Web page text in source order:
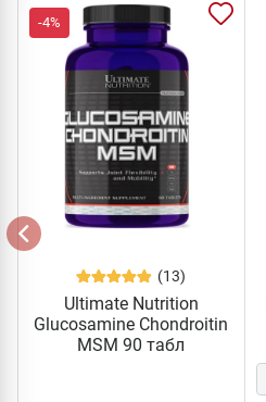
-4%
(13)
Ultimate Nutrition
Glucosamine Chondroitin
MSM 90 табл